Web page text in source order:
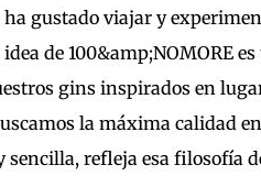
ha gustado viajar y
de 100&amp;NOMORE
gins inspirados en
la máxima calidad
sencilla, refleja esa filosofía